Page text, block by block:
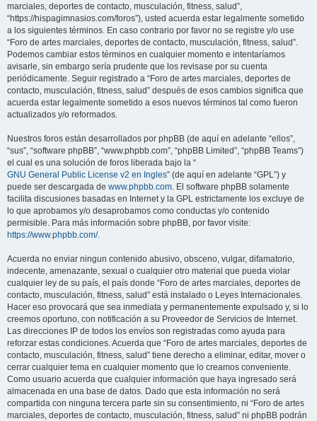
marciales, deportes de contacto, musculación, fitness, salud”,
“https://hispagimnasios.com/foros”), usted acuerda estar legalmente sometido
a los siguientes términos. En caso contrario por favor no se registre y/o use
“Foro de artes marciales, deportes de contacto, musculación, fitness, salud”.
Podemos cambiar estos términos en cualquier momento e intentaríamos
avisarle, sin embargo sería prudente que los revisase por su cuenta
periódicamente. Seguir registrado a “Foro de artes marciales, deportes de
contacto, musculación, fitness, salud” después de esos cambios significa que
acuerda estar legalmente sometido a esos nuevos términos tal como fueron
actualizados y/o reformados.
Nuestros foros están desarrollados por phpBB (de aquí en adelante “ellos”,
“sus”, “software phpBB”, “www.phpbb.com”, “phpBB Limited”, “phpBB Teams”)
el cual es una solución de foros liberada bajo la “
GNU General Public License v2 en Ingles” (de aquí en adelante “GPL”) y
puede ser descargada de www.phpbb.com. El software phpBB solamente
facilita discusiones basadas en Internet y la GPL estrictamente los excluye de
lo que aprobamos y/o desaprobamos como conductas y/o contenido
permisible. Para más información sobre phpBB, por favor visite:
https://www.phpbb.com/.
Acuerda no enviar ningun contenido abusivo, obsceno, vulgar, difamatorio,
indecente, amenazante, sexual o cualquier otro material que pueda violar
cualquier ley de su país, el país donde “Foro de artes marciales, deportes de
contacto, musculación, fitness, salud” está instalado o Leyes Internacionales.
Hacer eso provocará que sea inmediata y permanentemente expulsado y, si lo
creemos oportuno, con notificación a su Proveedor de Servicios de Internet.
Las direcciones IP de todos los envíos son registradas como ayuda para
reforzar estas condiciones. Acuerda que “Foro de artes marciales, deportes de
contacto, musculación, fitness, salud” tiene derecho a eliminar, editar, mover o
cerrar cualquier tema en cualquier momento que lo creamos conveniente.
Como usuario acuerda que cualquier información que haya ingresado será
almacenada en una base de datos. Dado que esta información no será
compartida con ninguna tercera parte sin su consentimiento, ni “Foro de artes
marciales, deportes de contacto, musculación, fitness, salud” ni phpBB podrán